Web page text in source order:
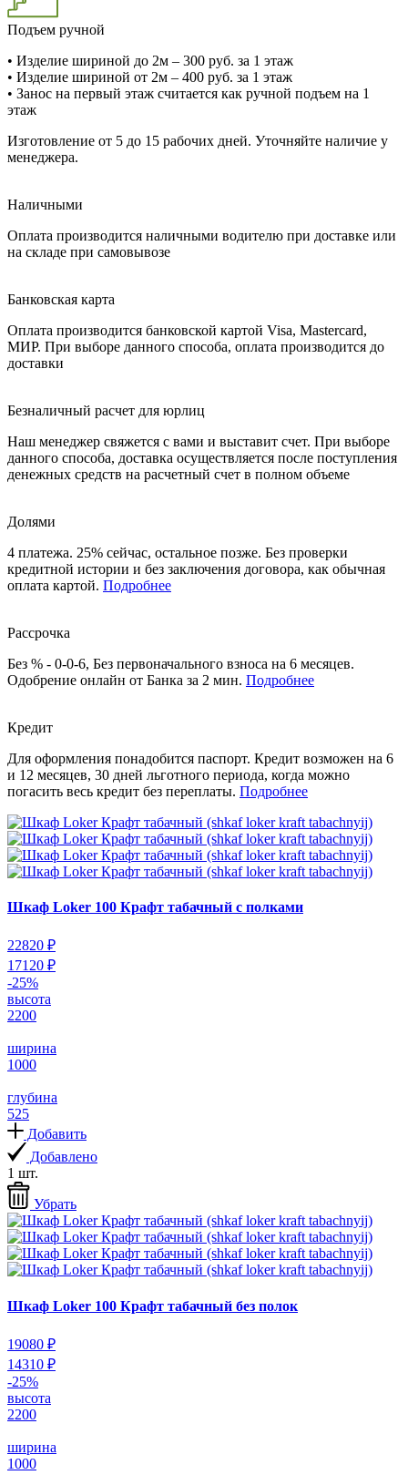
Подъем ручной
• Изделие шириной до 2м – 300 руб. за 1 этаж
• Изделие шириной от 2м – 400 руб. за 1 этаж
• Занос на первый этаж считается как ручной подъем на 1
этаж
Изготовление от 5 до 15 рабочих дней. Уточняйте наличие у
менеджера.
Наличными
Оплата производится наличными водителю при доставке или
на складе при самовывозе
Банковская карта
Оплата производится банковской картой Visa, Mastercard,
МИР. При выборе данного способа, оплата производится до
доставки
Безналичный расчет для юрлиц
Наш менеджер свяжется с вами и выставит счет. При выборе
данного способа, доставка осуществляется после поступления
денежных средств на расчетный счет в полном объеме
Долями
4 платежа. 25% сейчас, остальное позже. Без проверки
кредитной истории и без заключения договора, как обычная
оплата картой. Подробнее
Рассрочка
Без % - 0-0-6, Без первоначального взноса на 6 месяцев.
Одобрение онлайн от Банка за 2 мин. Подробнее
Кредит
Для оформления понадобится паспорт. Кредит возможен на 6
и 12 месяцев, 30 дней льготного периода, когда можно
погасить весь кредит без переплаты. Подробнее
Шкаф Loker 100 Крафт табачный с полками
22820 ₽
17120 ₽
-25%
высота
2200
ширина
1000
глубина
525
Добавить
Добавлено
1 шт.
Убрать
Шкаф Loker 100 Крафт табачный без полок
19080 ₽
14310 ₽
-25%
высота
2200
ширина
1000